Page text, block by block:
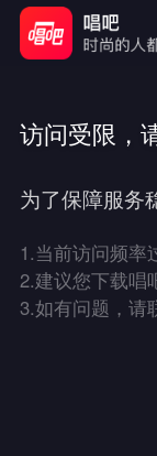
访问受限，
为了保障服务
1.当前访问频率
2.建议您下载唱
3.如有问题，请